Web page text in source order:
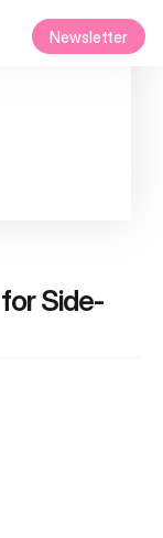
Newsletter
Side-